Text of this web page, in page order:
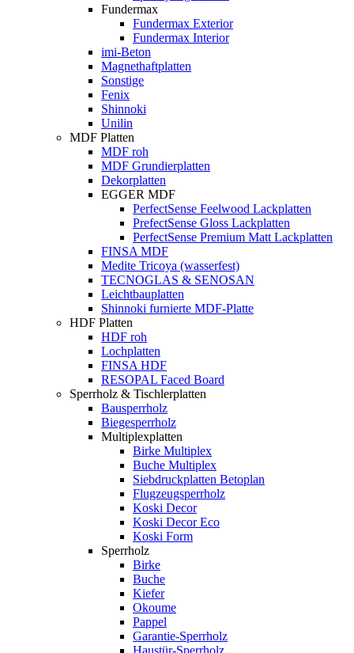
Fundermax
Fundermax Exterior
Fundermax Interior
imi-Beton
Magnethaftplatten
Sonstige
Fenix
Shinnoki
Unilin
MDF Platten
MDF roh
MDF Grundierplatten
Dekorplatten
EGGER MDF
PerfectSense Feelwood Lackplatten
PrefectSense Gloss Lackplatten
PerfectSense Premium Matt Lackplatten
FINSA MDF
Medite Tricoya (wasserfest)
TECNOGLAS & SENOSAN
Leichtbauplatten
Shinnoki furnierte MDF-Platte
HDF Platten
HDF roh
Lochplatten
FINSA HDF
RESOPAL Faced Board
Sperrholz & Tischlerplatten
Bausperrholz
Biegesperrholz
Multiplexplatten
Birke Multiplex
Buche Multiplex
Siebdruckplatten Betoplan
Flugzeugsperrholz
Koski Decor
Koski Decor Eco
Koski Form
Sperrholz
Birke
Buche
Kiefer
Okoume
Pappel
Garantie-Sperrholz
Haustür-Sperrholz